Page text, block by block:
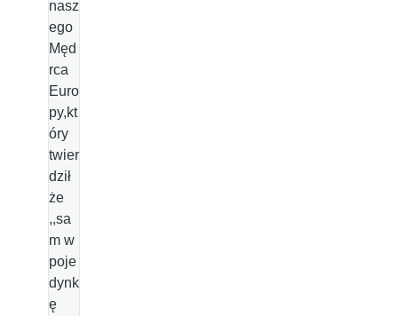
nasz
ego
Męd
rca
Euro
py,kt
óry
twier
dził
że
,,sa
m w
poje
dynk
ę